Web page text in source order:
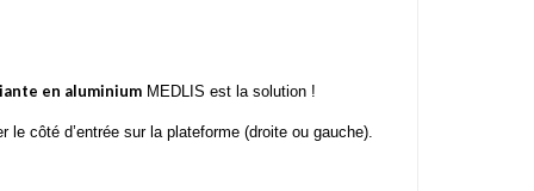
en aluminium MEDLIS est la solution !
côté d’entrée sur la plateforme (droite ou gauche).